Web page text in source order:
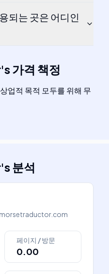
되는 곳은 어디인
's가격 책정
업적 목적 모두를 위해 무
's분석
페이지 / 방문
0.00